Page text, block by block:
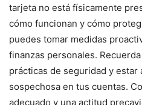
tarjeta no está físicamente
cómo funcionan y cómo
puedes tomar medidas
finanzas personales.
prácticas de seguridad y
sospechosa en tus cuentas.
adecuado y una actitud